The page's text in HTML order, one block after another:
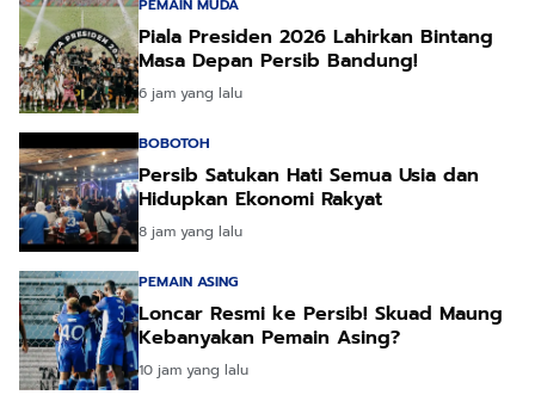
PEMAIN MUDA
Piala Presiden 2026 Lahirkan Bintang
Masa Depan Persib Bandung!
6 jam yang lalu
BOBOTOH
Persib Satukan Hati Semua Usia dan
Hidupkan Ekonomi Rakyat
8 jam yang lalu
PEMAIN ASING
Loncar Resmi ke Persib! Skuad Maung
Kebanyakan Pemain Asing?
10 jam yang lalu